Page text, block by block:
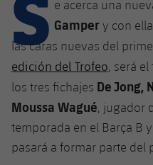
plusicon
más
Instalaciones
Spotify Camp Nou
SUB13
SUB12
SUB11 A
SUB11 B
SUB13 B
SUB12 C
SUB11 C
Gameday Shows
Resultados
Clasificación
Base
Barça Atlètic
Junior
Cadete A
Cadete B
Campus Verano
PLUSICON
MÁS
Primer Equipo
plusicon
más
Actualidad
Calendario
Barça Atlètic
plusicon
más
Actualidad
e acerca una
Gampery con
las caras nuevas del
edición del Trofeo, será
los tres fichajes De Jong,
Moussa Wagué, jugador
temporada en el Barça B
pasará a formar parte del